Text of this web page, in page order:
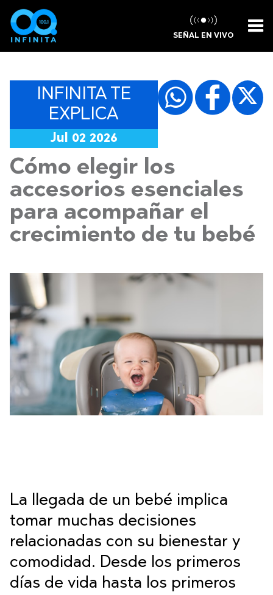
SEÑAL EN VIVO
INFINITA TE
EXPLICA
Jul 02 2026
Cómo elegir los
accesorios esenciales
para acompañar el
crecimiento de tu bebé
La llegada de un bebé implica
tomar muchas decisiones
relacionadas con su bienestar y
comodidad. Desde los primeros
días de vida hasta los primeros